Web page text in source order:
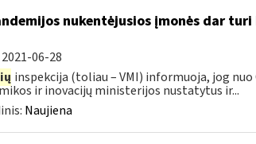
nukentėjusios įmonės dar
2021-06-28
inspekcija (toliau – VMI) informuoja, jog
ir inovacijų ministerijos nustatytus ir...
Naujiena